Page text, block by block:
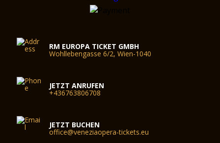
RM EUROPA TICKET GMBH
Wohllebengasse 6/2, Wien-1040
JETZT ANRUFEN
+436763806708
JETZT BUCHEN
office@veneziaopera-tickets.eu